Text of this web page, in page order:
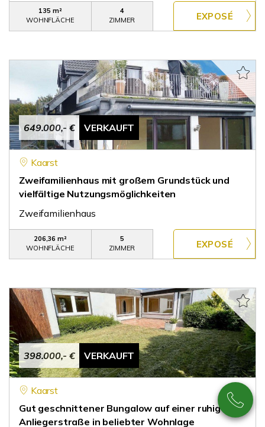
135 m²
WOHNFLÄCHE
4
ZIMMER
649.000,- € VERKAUFT
Kaarst
Zweifamilienhaus mit großem Grundstück und
vielfältige Nutzungsmöglichkeiten
Zweifamilienhaus
206,36 m²
WOHNFLÄCHE
5
ZIMMER
398.000,- € VERKAUFT
Kaarst
Gut geschnittener Bungalow auf einer ruhigen
Anliegerstraße in beliebter Wohnlage